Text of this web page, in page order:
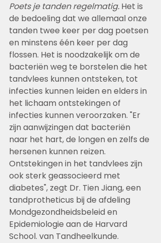
Poets je tanden regelmatig. Het is
de bedoeling dat we allemaal onze
tanden twee keer per dag poetsen
en minstens één keer per dag
flossen. Het is noodzakelijk om de
bacteriën weg te borstelen die het
tandvlees kunnen ontsteken, tot
infecties kunnen leiden en elders in
het lichaam ontstekingen of
infecties kunnen veroorzaken. "Er
zijn aanwijzingen dat bacteriën
naar het hart, de longen en zelfs de
hersenen kunnen reizen.
Ontstekingen in het tandvlees zijn
ook sterk geassocieerd met
diabetes", zegt Dr. Tien Jiang, een
tandprotheticus bij de afdeling
Mondgezondheidsbeleid en
Epidemiologie aan de Harvard
School. van Tandheelkunde.